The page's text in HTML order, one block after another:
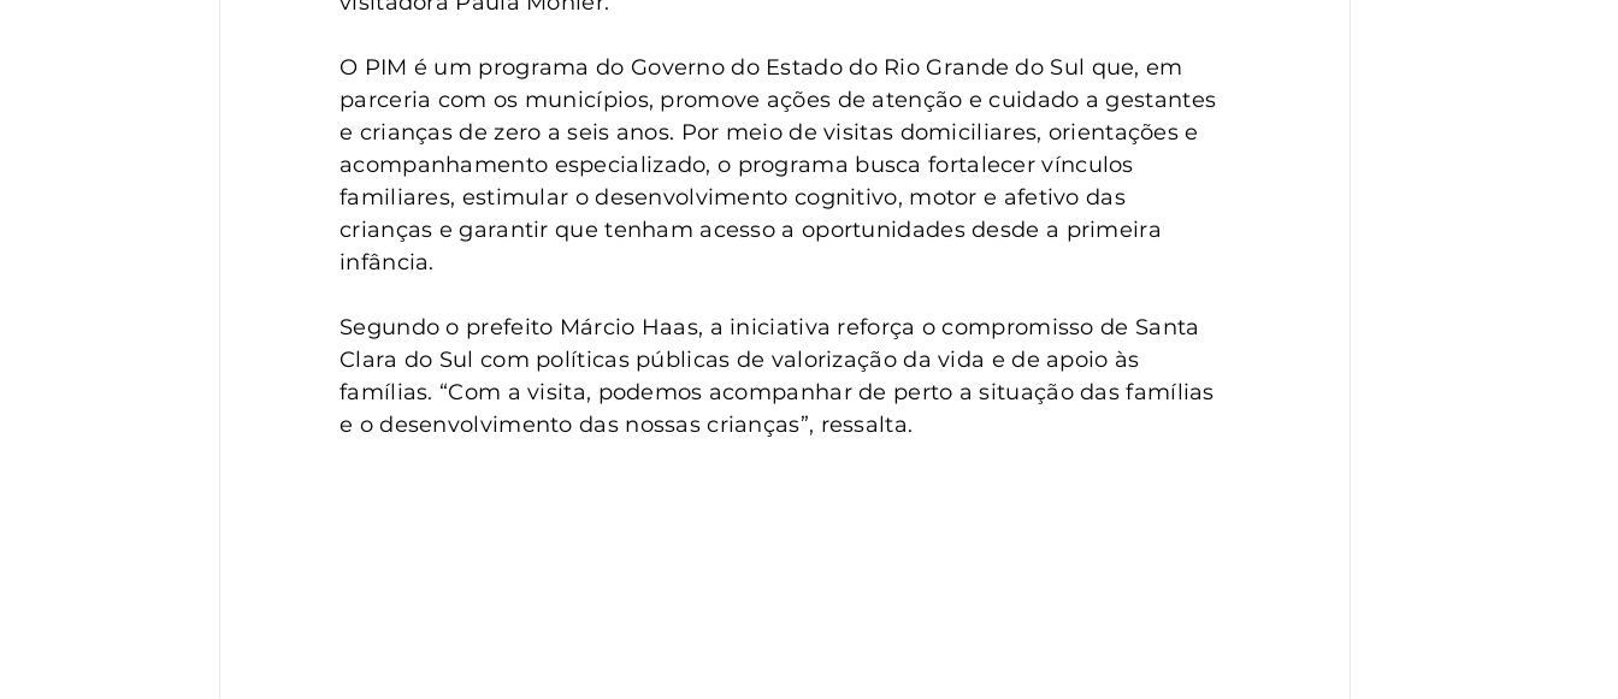
O PIM é um programa do Governo do Estado do Rio Grande do Sul que, em
parceria com os municípios, promove ações de atenção e cuidado a gestantes
e crianças de zero a seis anos. Por meio de visitas domiciliares, orientações e
acompanhamento especializado, o programa busca fortalecer vínculos
familiares, estimular o desenvolvimento cognitivo, motor e afetivo das
crianças e garantir que tenham acesso a oportunidades desde a primeira
infância.
Segundo o prefeito Márcio Haas, a iniciativa reforça o compromisso de Santa
Clara do Sul com políticas públicas de valorização da vida e de apoio às
famílias. “Com a visita, podemos acompanhar de perto a situação das famílias
e o desenvolvimento das nossas crianças”, ressalta.